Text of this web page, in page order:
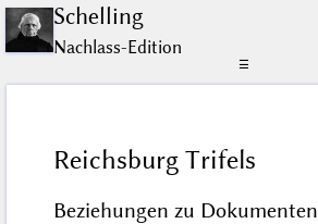
Schelling
Nachlass-Edition
☰
Reichsburg Trifels
Beziehungen zu Dokumenten